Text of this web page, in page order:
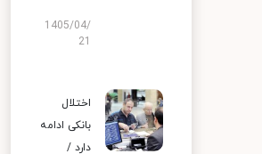
1405/04/
اختلال
بانکی ادامه
دارد /